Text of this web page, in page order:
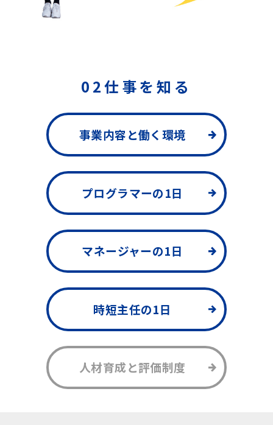
02仕事を知る
事業内容と働く環境
プログラマーの1日
マネージャーの1日
時短主任の1日
人材育成と評価制度